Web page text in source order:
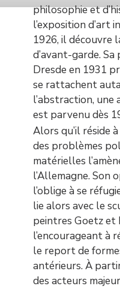
philosophie et
l’exposition d’art
1926, il découvre
d’avant-garde.
Dresde en 1931
se rattachent
l’abstraction,
est parvenu dès
Alors qu’il réside
des problèmes
matérielles
l’Allemagne. Son
l’oblige à se
lie alors avec le
peintres Goetz et
l’encourageant à
le report de
antérieurs. À
des acteurs